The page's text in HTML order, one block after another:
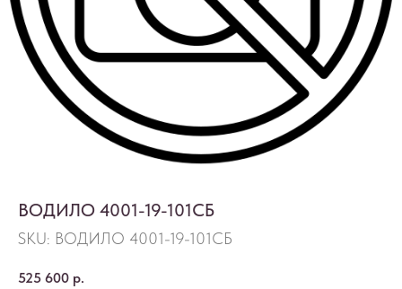
ВОДИЛО 4001-19-101СБ
SKU: ВОДИЛО 4001-19-101СБ
525 600 р.